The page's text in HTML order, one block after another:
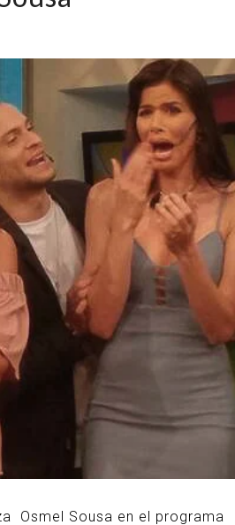
Osmel Sousa en el programa